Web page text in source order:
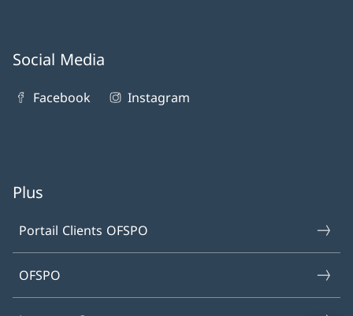
Social Media
Facebook Instagram
Plus
Portail Clients OFSPO
OFSPO